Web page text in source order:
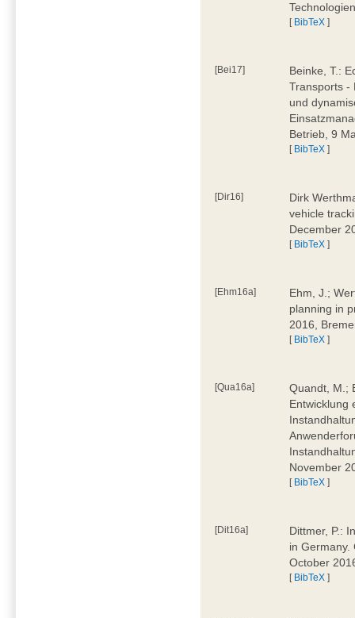
[ BibTeX ]
[Bei17]
Beinke, T.:
Transports -
und
Betrieb, 9
[ BibTeX ]
[Dir16]
Dirk
vehicle
December
[ BibTeX ]
[Ehm16a]
Ehm, J.;
planning in
2016,
[ BibTeX ]
[Qua16a]
Quandt, M.;
Entwicklung
November
[ BibTeX ]
[Dit16a]
Dittmer, P.:
in Germany.
October
[ BibTeX ]